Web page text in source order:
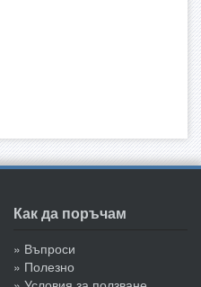
Как да поръчам
» Въпроси
» Полезно